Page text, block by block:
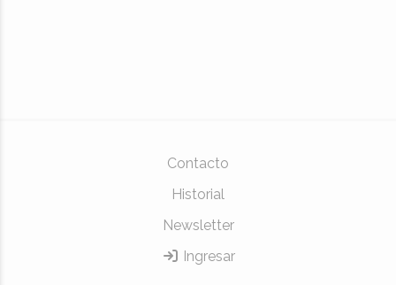
Contacto
Historial
Newsletter
Ingresar